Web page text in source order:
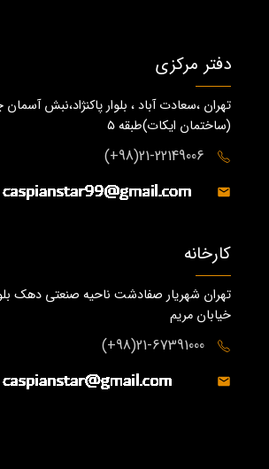
دفتر مرکزی
(ساختمان ايكات)طبقه ٥
21-22149006(98+)
کارخانه
تهران شهریار صفادشت ناحیه صنعتی دهک
خیابان مریم
21-67391000(98+)